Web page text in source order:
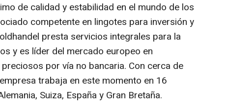
de calidad y estabilidad en el mundo de los
competente en lingotes para inversión y
presta servicios integrales para la
y es líder del mercado europeo en
por vía no bancaria. Con cerca de
trabaja en este momento en 16
Suiza, España y Gran Bretaña.